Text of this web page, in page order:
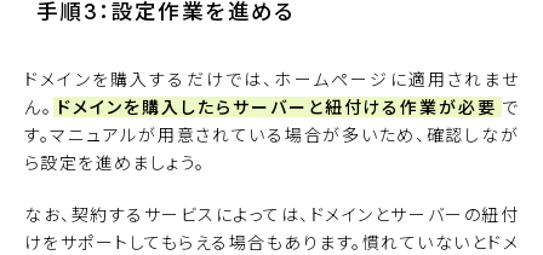
手順3：設定作業を進める
ドメインを購入するだけでは、ホームページに適用されませ
ん。 ドメインを購入したらサーバーと紐付ける作業が必要 で
す。マニュアルが用意されている場合が多いため、確認しなが
ら設定を進めましょう。
なお、契約するサービスによっては、ドメインとサーバーの紐付
けをサポートしてもらえる場合もあります。慣れていないとドメ